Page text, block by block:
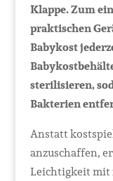
Klappe. Zum
praktischen
Babykost
sterilisieren,
Bakterien
Anstatt
anzuschaffen,
Leichtigkeit mit